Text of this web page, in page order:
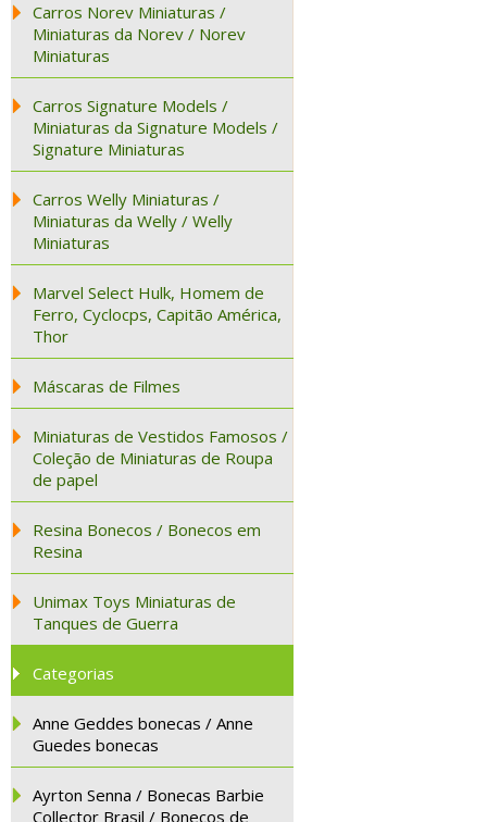
Carros Norev Miniaturas /
Miniaturas da Norev / Norev
Miniaturas
Carros Signature Models /
Miniaturas da Signature Models /
Signature Miniaturas
Carros Welly Miniaturas /
Miniaturas da Welly / Welly
Miniaturas
Marvel Select Hulk, Homem de
Ferro, Cyclocps, Capitão América,
Thor
Máscaras de Filmes
Miniaturas de Vestidos Famosos /
Coleção de Miniaturas de Roupa
de papel
Resina Bonecos / Bonecos em
Resina
Unimax Toys Miniaturas de
Tanques de Guerra
Categorias
Anne Geddes bonecas / Anne
Guedes bonecas
Ayrton Senna / Bonecas Barbie
Collector Brasil / Bonecos de